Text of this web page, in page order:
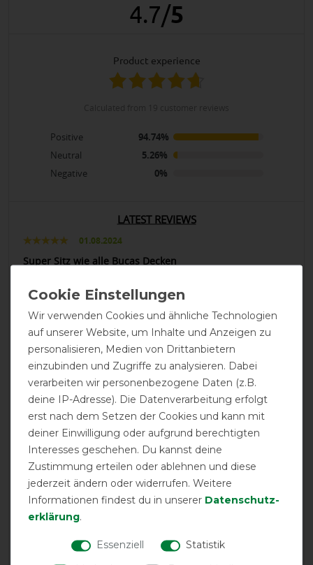
4.7/5
product experience
Positive
94.74%
Neutral
5.26%
Negative
0%
LATEST REVIEWS
01.08.2024
Super Sitz wie alle Bucas Decken
27.05.2024
Beste Fliegendecke bei leichtem Sommerekzem.
09.10.2023
Schöne Decke passt auch tadellos bis auf den
Bauchlatz.....der war zu eng und mein Pferdechen hatte
keinen Weidebauch.
26.08.2022
Passt! Tolle Qualität!
Schöne engmaschige stabile Decke. Lediglich der
gehalten und so nichts für Pferde die nicht total schlank
Wir verwenden Cookies und ähnliche Technologien
auf unserer Website, um Inhalte und Anzeigen zu
personalisieren, Medien von Drittanbietern
einzubinden und Zugriffe zu analysieren. Dabei
verarbeiten wir personenbezogene Daten (z.B.
deine IP-Adresse). Die Datenverarbeitung erfolgt
erst nach dem Setzen der Cookies und kann mit
deiner Einwilligung oder aufgrund berechtigten
Interesses geschehen. Du kannst deine
Zustimmung erteilen oder ablehnen und diese
jederzeit ändern oder widerrufen. Weitere
Informationen findest du in unserer Daten­schutz­
erklärung.
Essenziell
Statistik